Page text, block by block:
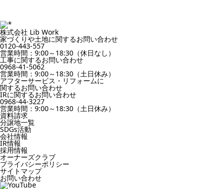
株式会社 Lib Work
家づくりや土地に関するお問い合わせ
0120-443-557
営業時間：9:00～18:30（休日なし）
工事に関するお問い合わせ
0968-41-5062
営業時間：9:00～18:30（土日休み）
アフターサービス・リフォームに
関するお問い合わせ
IRに関するお問い合わせ
0968-44-3227
営業時間：9:00～18:30（土日休み）
資料請求
分譲地一覧
SDGs活動
会社情報
IR情報
採用情報
オーナーズクラブ
プライバシーポリシー
サイトマップ
お問い合わせ